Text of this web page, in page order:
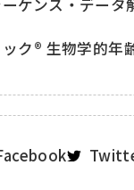
ケンス・データ
ク® 生物学的年